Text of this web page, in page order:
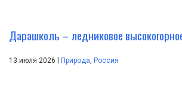
Дарашколь – ледниковое
13 июля 2026 Природа, Россия